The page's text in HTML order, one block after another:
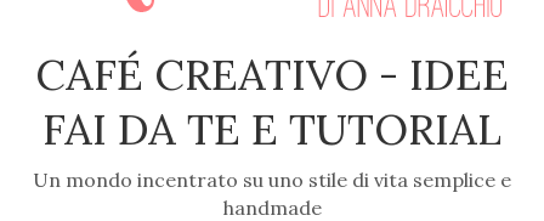
CAFÉ CREATIVO - IDEE
FAI DA TE E TUTORIAL
Un mondo incentrato su uno stile di vita semplice e
handmade